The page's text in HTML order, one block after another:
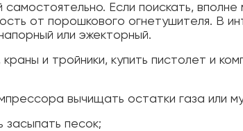
Если поискать, вполне
от порошкового огнетушителя. В
или эжекторный.
и тройники, купить пистолет и
вычищать остатки газа или
песок;